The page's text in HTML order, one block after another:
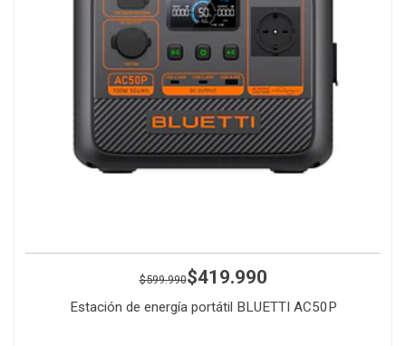
$599.990$419.990
Estación de energía portátil BLUETTI AC50P